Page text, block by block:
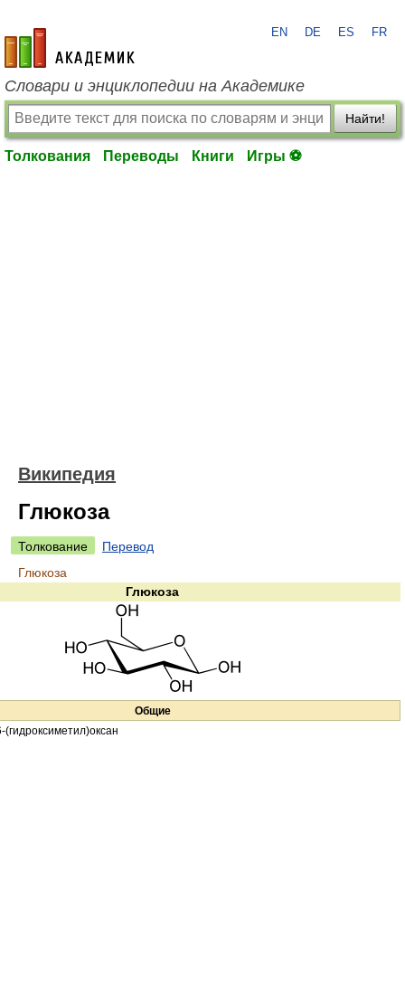
academic.ru
EN DE ES FR
Словари и энциклопедии на Академике
Найти!
Толкования Переводы Книги Игры ⚽
Википедия
Глюкоза
Толкование
Перевод
Глюкоза
Глюкоза
Общие
(гидроксиметил)оксан